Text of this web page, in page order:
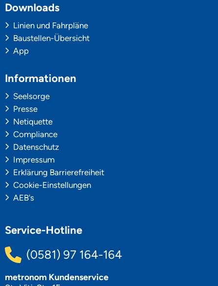
Downloads
Linien und Fahrpläne
Baustellen-Übersicht
App
Informationen
Seelsorge
Presse
Netiquette
Compliance
Datenschutz
Impressum
Erklärung Barrierefreiheit
Cookie-Einstellungen
AEB's
Service-Hotline
(0581) 97 164-164
metronom Kundenservice